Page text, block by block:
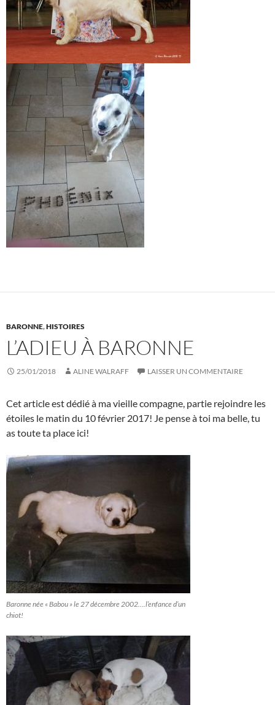
BARONNE,HISTOIRES
L’ADIEU À BARONNE
25/01/2018 ALINE WALRAFF LAISSER UN COMMENTAIRE
Cet article est dédié à ma vieille compagne, partie rejoindre les
étoiles le matin du 10 février 2017! Je pense à toi ma belle, tu
as toute ta place ici!
Baronne née « Babou » le 27 décembre 2002….l’enfance d’un
chiot!